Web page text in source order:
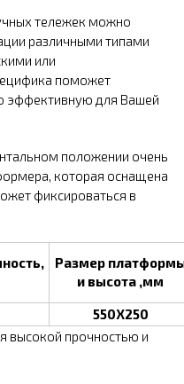
тележек можно
различными типами
или
поможет
эффективную для Вашей
положении очень
которая оснащена
фиксироваться в
Размер
и высота ,мм
550Х250
высокой прочностью и